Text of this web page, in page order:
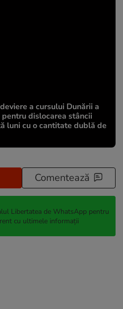
a cursului Dunării a
dislocarea stâncii
luni cu o cantitate dublă de
Comentează
Libertatea de WhatsApp pentru
cu ultimele informații